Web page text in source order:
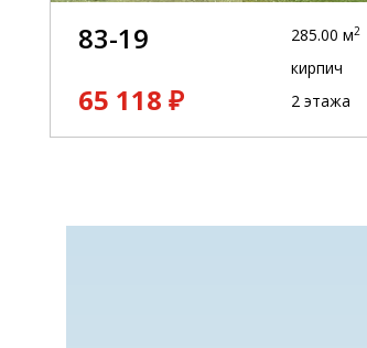
83-19
65 118 ₽
285.00 м2
кирпич
2 этажа